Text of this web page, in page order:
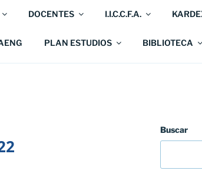
DOCENTES I.I.C.C.F.A.
PLAN ESTUDIOS BIBLIOTECA
Buscar